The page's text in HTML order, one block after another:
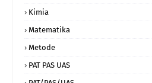
Kimia
Matematika
Metode
PAT PAS UAS